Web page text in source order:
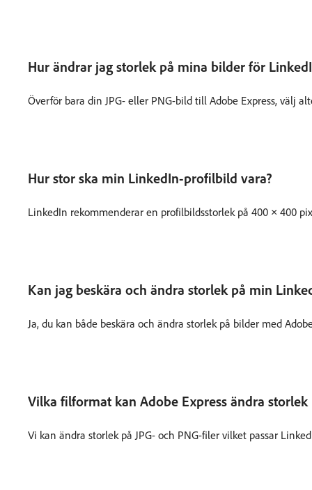
Hur ändrar jag storlek på mina bilder för
Överför bara din JPG- eller PNG-bild till Adobe Express, välj
Hur stor ska min LinkedIn-profilbild vara?
LinkedIn rekommenderar en profilbildsstorlek på 400 × 400
Kan jag beskära och ändra storlek på min
Ja, du kan både beskära och ändra storlek på bilder med
Vilka filformat kan Adobe Express ändra storlek
Vi kan ändra storlek på JPG- och PNG-filer vilket passar